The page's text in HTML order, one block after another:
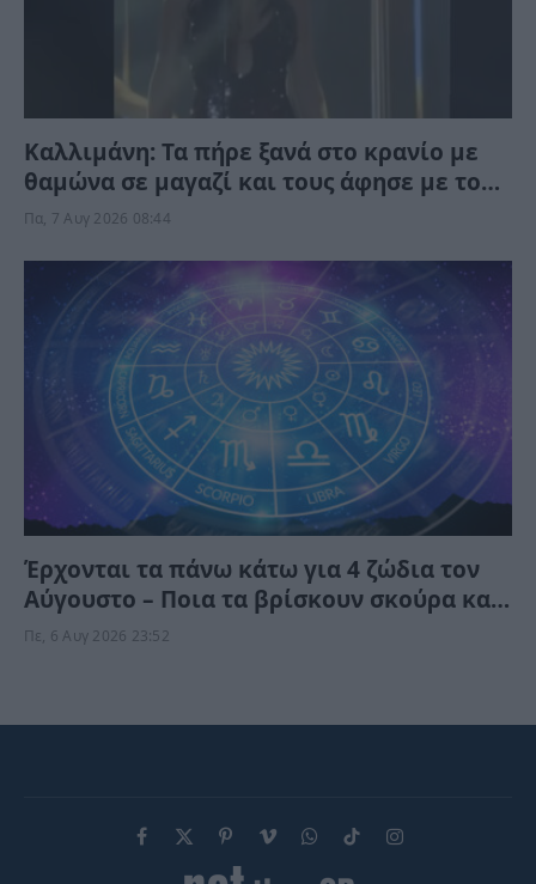
Καλλιμάνη: Τα πήρε ξανά στο κρανίο με
θαμώνα σε μαγαζί και τους άφησε με το
στόμα ανοικτό – “Σήκω πάνω…” (Βίντεο)
Πα, 7 Αυγ 2026 08:44
Έρχονται τα πάνω κάτω για 4 ζώδια τον
Αύγουστο – Ποια τα βρίσκουν σκούρα και
ποια αναπνεόυν
Πε, 6 Αυγ 2026 23:52
Facebook
X
(Twitter)
PinterestVimeoWhatsApp
TikTokInstagram